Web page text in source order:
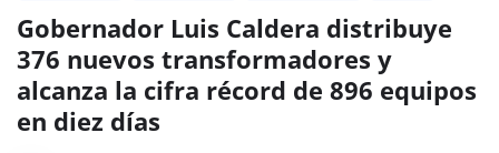
Gobernador Luis Caldera distribuye
376 nuevos transformadores y
alcanza la cifra récord de 896 equipos
en diez días